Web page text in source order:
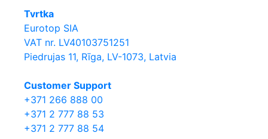
Tvrtka
Eurotop SIA
VAT nr. LV40103751251
Piedrujas 11, Rīga, LV-1073, Latvia
Сustomer Support
+371 266 888 00
+371 2 777 88 53
+371 2 777 88 54